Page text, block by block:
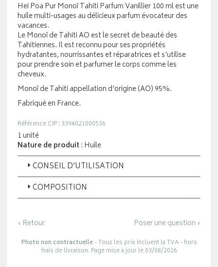
Hei Poa Pur Monoï Tahiti Parfum Vanillier 100 ml est une
huile multi-usages au délicieux parfum évocateur des
vacances.
Le Monoï de Tahiti AO est le secret de beauté des
Tahitiennes. Il est reconnu pour ses propriétés
hydratantes, nourrissantes et réparatrices et s'utilise
pour prendre soin et parfumer le corps comme les
cheveux.
Monoï de Tahiti appellation d'origine (AO) 95%.
Fabriqué en France.
Référence CIP : 3394021000536
1 unité
Nature de produit : Huile
CONSEIL D’UTILISATION
COMPOSITION
‹ Retour Poser une question ›
Photo non contractuelle- Tous les prix incluent la TVA - hors
frais de livraison. Page mise à jour le 03/08/2026